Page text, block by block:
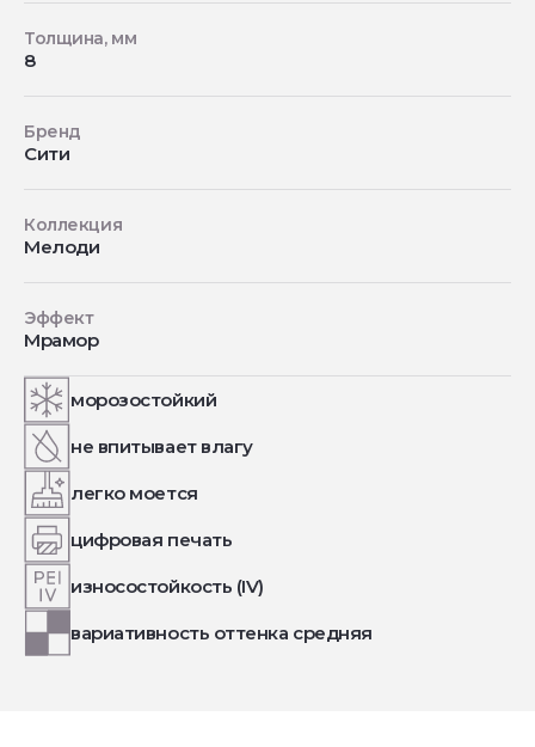
Толщина, мм
8
Бренд
Сити
Коллекция
Мелоди
Эффект
Мрамор
морозостойкий
не впитывает влагу
легко моется
цифровая печать
износостойкость (IV)
вариативность оттенка средняя